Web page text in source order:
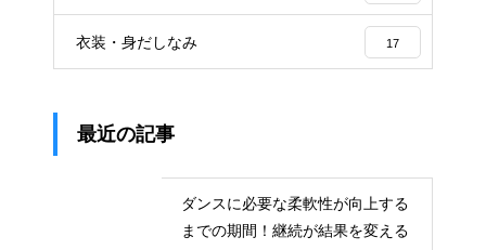
衣装・身だしなみ 17
最近の記事
ダンスに必要な柔軟性が向上する
までの期間！継続が結果を変える